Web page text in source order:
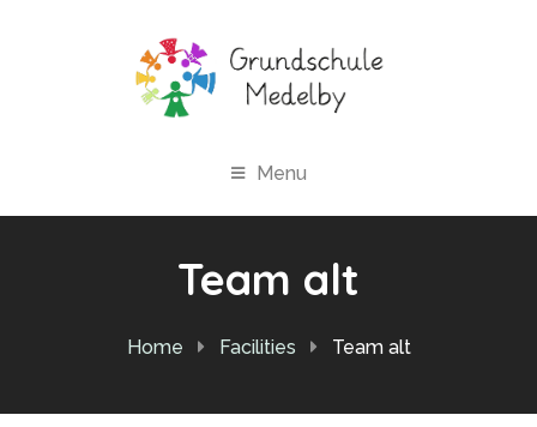
Menu
Team alt
Home Facilities Team alt